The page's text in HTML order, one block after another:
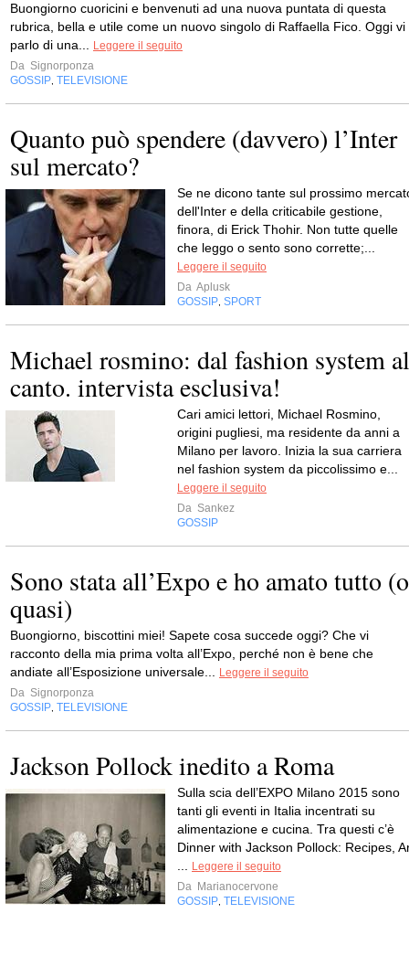
Buongiorno cuoricini e benvenuti ad una nuova puntata di questa
rubrica, bella e utile come un nuovo singolo di Raffaella Fico. Oggi vi
parlo di una... Leggere il seguito
Da Signorponza
GOSSIP, TELEVISIONE
Quanto può spendere (davvero) l’Inter
sul mercato?
Se ne dicono tante sul prossimo
dell'Inter e della criticabile gestione,
finora, di Erick Thohir. Non tutte quelle
che leggo o sento sono corrette;...
Leggere il seguito
Da Aplusk
GOSSIP, SPORT
Michael rosmino: dal fashion system al
canto. intervista esclusiva!
Cari amici lettori, Michael Rosmino,
origini pugliesi, ma residente da anni a
Milano per lavoro. Inizia la sua carriera
nel fashion system da piccolissimo e...
Leggere il seguito
Da Sankez
GOSSIP
Sono stata all’Expo e ho amato tutto (o
quasi)
Buongiorno, biscottini miei! Sapete cosa succede oggi? Che vi
racconto della mia prima volta all’Expo, perché non è bene che
andiate all’Esposizione universale... Leggere il seguito
Da Signorponza
GOSSIP, TELEVISIONE
Jackson Pollock inedito a Roma
Sulla scia dell’EXPO Milano 2015 sono
tanti gli eventi in Italia incentrati su
alimentazione e cucina. Tra questi c’è
Dinner with Jackson Pollock: Recipes,
... Leggere il seguito
Da Marianocervone
GOSSIP, TELEVISIONE